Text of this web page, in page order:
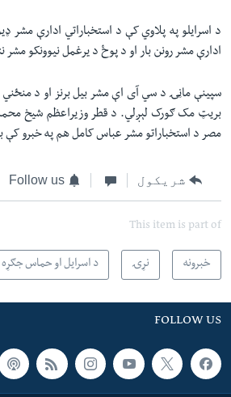
د اسرایلو په پلاوي کې د استخباراتي ادارې مشر
ادارې مشر رونن بار او د پوځ د یرغمل نیوونکو
سپینې ماڼۍ د سي آی اې مشر بیل برنز او د منځني
بریټ مک ګورک لېږلي. د قطر وزیراعظم شیخ محمد
مصر د استخباراتو مشر عباس کامل هم په خبرو کې
شریکول Follow us
This item is part of
خبرونه نړۍ د اسرایل او حماس جګړه
FOLLOW US